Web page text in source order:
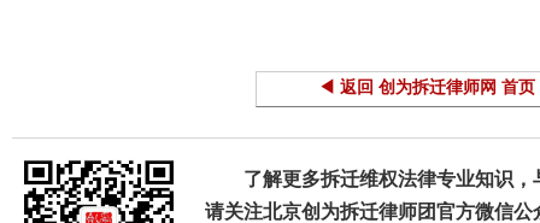
◀ 返回 创为拆迁律师网 首
了解更多拆迁维权法律专业知识
请关注北京创为拆迁律师团官方微信